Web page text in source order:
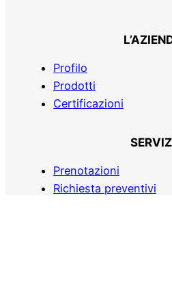
Profilo
Prodotti
Certificazioni
Prenotazioni
Richiesta preventivi